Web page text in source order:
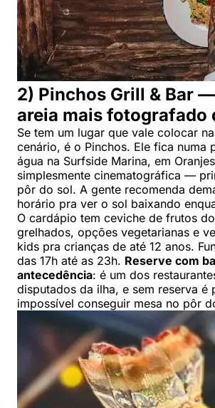
2) Pinchos Grill & Bar
areia mais fotografado
Se tem um lugar que vale colocar
cenário, é o Pinchos. Ele fica numa
água na Surfside Marina, em
simplesmente cinematográfica —
pôr do sol. A gente recomenda
horário pra ver o sol baixando
O cardápio tem ceviche de frutos
grelhados, opções vegetarianas e
kids pra crianças de até 12 anos.
das 17h até as 23h. Reserve com
antecedência: é um dos
disputados da ilha, e sem reserva é
impossível conseguir mesa no pôr